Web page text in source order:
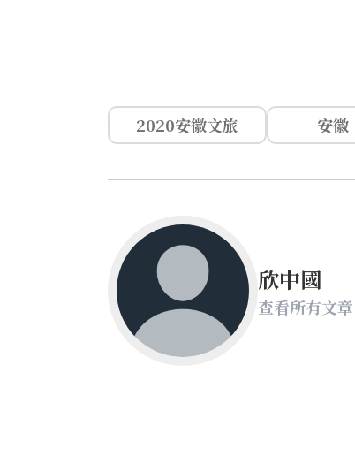
2020安徽文旅 安徽
欣中國
查看所有文章